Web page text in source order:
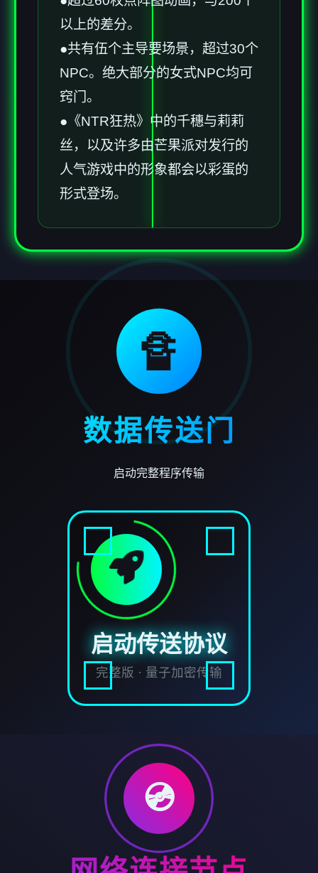
以上的差分。
●共有伍个主导要场景，超过30个
NPC。绝大部分的女式NPC均可
窍门。
●《NTR狂热》中的千穗与莉莉
丝，以及许多由芒果派对发行的
人气游戏中的形象都会以彩蛋的
形式登场。
🔏
数据传送门
启动完整程序传输
启动传送协议
完整版 · 量子加密传输
💿